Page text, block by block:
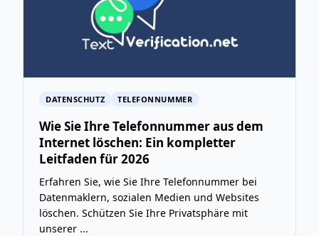
DATENSCHUTZ TELEFONNUMMER
Wie Sie Ihre Telefonnummer aus dem
Internet löschen: Ein kompletter
Leitfaden für 2026
Erfahren Sie, wie Sie Ihre Telefonnummer bei
Datenmaklern, sozialen Medien und Websites
löschen. Schützen Sie Ihre Privatsphäre mit
unserer ...